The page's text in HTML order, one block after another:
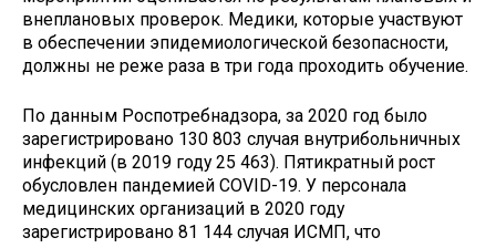
внеплановых проверок. Медики, которые участвуют
в обеспечении эпидемиологической безопасности,
должны не реже раза в три года проходить обучение.
По данным Роспотребнадзора, за 2020 год было
зарегистрировано 130 803 случая внутрибольничных
инфекций (в 2019 году 25 463). Пятикратный рост
обусловлен пандемией COVID-19. У персонала
медицинских организаций в 2020 году
зарегистрировано 81 144 случая ИСМП, что